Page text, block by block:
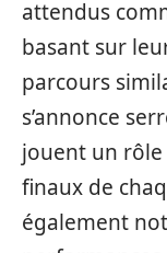
attendus
basant sur
parcours
s’annonce
jouent un
finaux de
également